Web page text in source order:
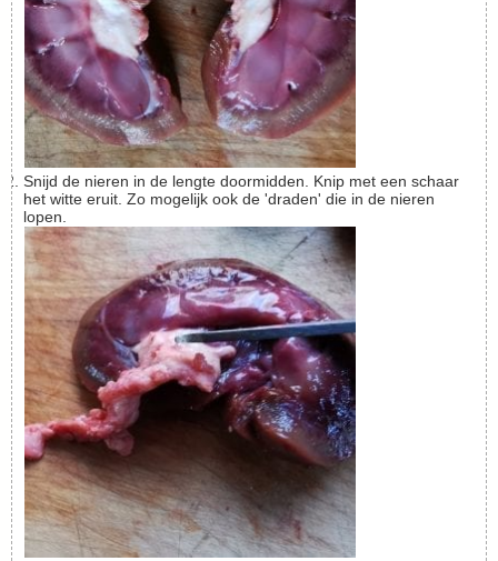
Snijd de nieren in de lengte doormidden. Knip met een schaar
het witte eruit. Zo mogelijk ook de 'draden' die in de nieren
lopen.